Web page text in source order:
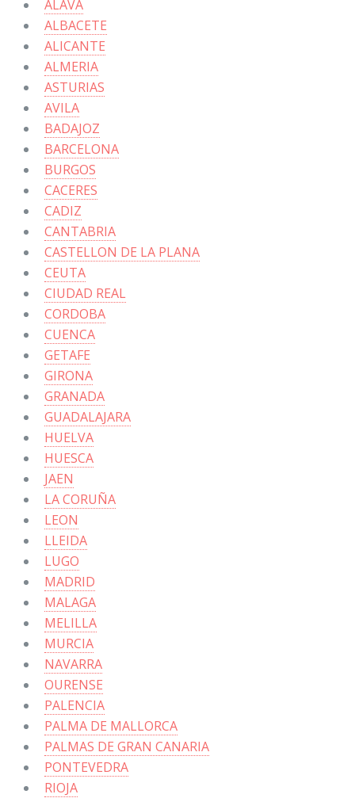
ALAVA
ALBACETE
ALICANTE
ALMERIA
ASTURIAS
AVILA
BADAJOZ
BARCELONA
BURGOS
CACERES
CADIZ
CANTABRIA
CASTELLON DE LA PLANA
CEUTA
CIUDAD REAL
CORDOBA
CUENCA
GETAFE
GIRONA
GRANADA
GUADALAJARA
HUELVA
HUESCA
JAEN
LA CORUÑA
LEON
LLEIDA
LUGO
MADRID
MALAGA
MELILLA
MURCIA
NAVARRA
OURENSE
PALENCIA
PALMA DE MALLORCA
PALMAS DE GRAN CANARIA
PONTEVEDRA
RIOJA